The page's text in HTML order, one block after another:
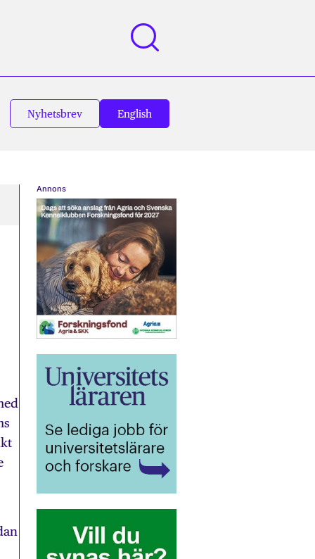
Nyhetsbrev English
Annons